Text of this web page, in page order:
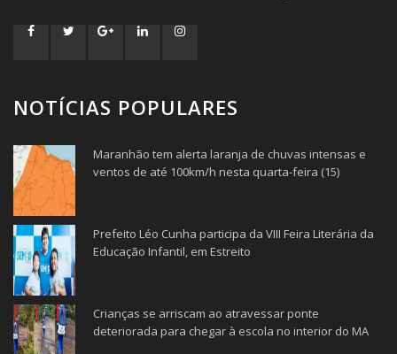
NOTÍCIAS POPULARES
Maranhão tem alerta laranja de chuvas intensas e
ventos de até 100km/h nesta quarta-feira (15)
Prefeito Léo Cunha participa da VIII Feira Literária da
Educação Infantil, em Estreito
Crianças se arriscam ao atravessar ponte
deteriorada para chegar à escola no interior do MA